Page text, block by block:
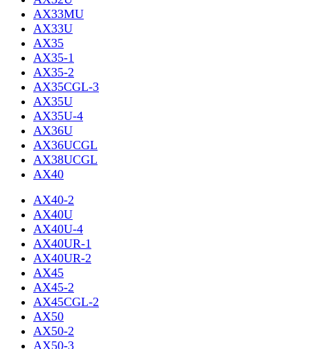
AX33MU
AX33U
AX35
AX35-1
AX35-2
AX35CGL-3
AX35U
AX35U-4
AX36U
AX36UCGL
AX38UCGL
AX40
AX40-2
AX40U
AX40U-4
AX40UR-1
AX40UR-2
AX45
AX45-2
AX45CGL-2
AX50
AX50-2
AX50-3